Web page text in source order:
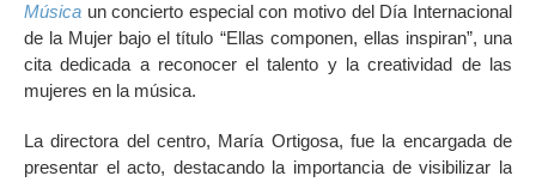
Músicaun concierto especial con motivo del Día Internacional
de la Mujer bajo el título “Ellas componen, ellas inspiran”, una
cita dedicada a reconocer el talento y la creatividad de las
mujeres en la música.
La directora del centro, María Ortigosa, fue la encargada de
presentar el acto, destacando la importancia de visibilizar la